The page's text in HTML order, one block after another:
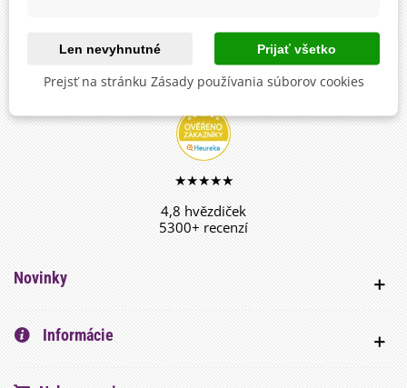
sledujte, zdieľajte a nechajte sa inšpirovať
★★★★★
4,8 hvězdiček
5300+ recenzí
Novinky
Informácie
Len nevyhnutné Prijať všetko
Prejsť na stránku Zásady používania súborov cookies